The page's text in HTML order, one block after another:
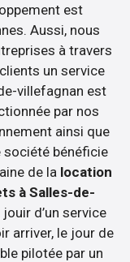
est
Aussi, nous
à travers
un service
villefagnan est
par nos
ainsi que
société bénéficie
de la location
à Salles-de-
d’un service
arriver, le jour de
pilotée par un